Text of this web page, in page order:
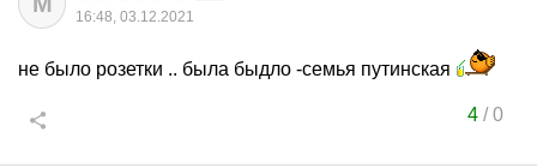
16:48, 03.12.2021
не было розетки .. была быдло -семья путинская
4/0